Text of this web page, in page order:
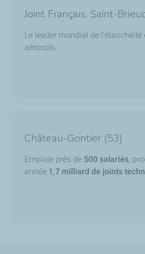
Joint Français, Saint-
Le leader mondial de l'étanchéité
aérosols.
Château-Gontier (53)
Emploie près de 500 salariés,
année 1,7 milliard de joints